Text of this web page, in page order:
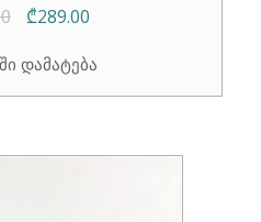
Original
was:
₾289.00Current
is:
დამატება